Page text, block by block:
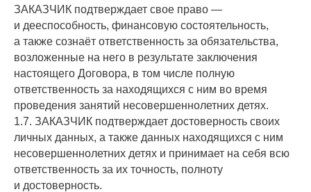
ЗАКАЗЧИК подтверждает свое право —
и дееспособность, финансовую состоятельность,
а также сознаёт ответственность за обязательства,
возложенные на него в результате заключения
настоящего Договора, в том числе полную
ответственность за находящихся с ним во время
проведения занятий несовершеннолетних детях.
1.7. ЗАКАЗЧИК подтверждает достоверность своих
личных данных, а также данных находящихся с ним
несовершеннолетних детях и принимает на себя всю
ответственность за их точность, полноту
и достоверность.